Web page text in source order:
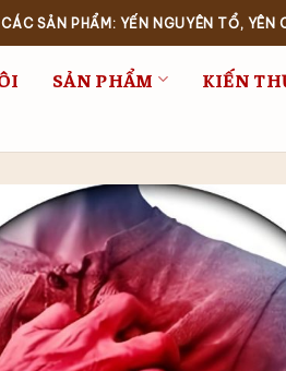
SẢN PHẨM: YẾN NGUYÊN TỔ,
SẢN PHẨM KIẾN